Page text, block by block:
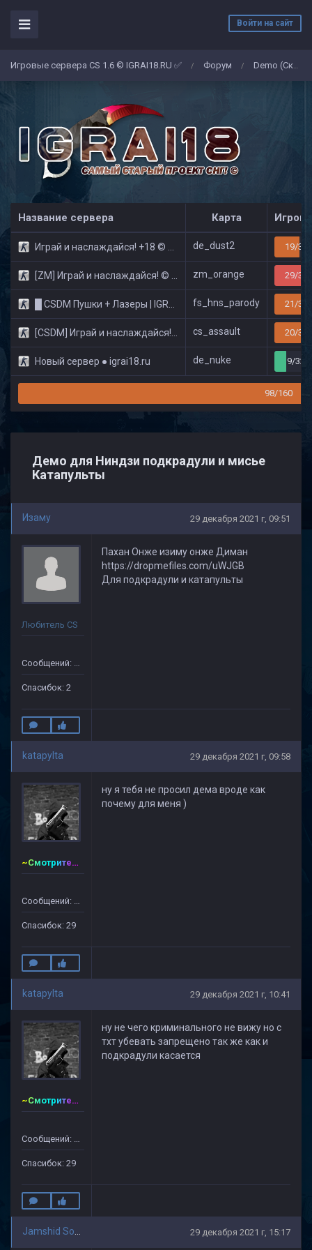
Войти на сайт
Игровые сервера CS 1.6 © IGRAI18.RU ✅ / Форум / Demo (Скриншоты)
Название сервера Карта
Играй и наслаждайся! +18 © Public de_dust2 19/32
[ZM] Играй и наслаждайся! © Zombie Show zm_orange 29/32
█ CSDM Пушки + Лазеры | IGRAI18.RU ツ █ fs_hns_parody 21/32
[CSDM] Играй и наслаждайся! © Classic cs_assault 20/32
Новый сервер ● igrai18.ru de_nuke 9/32
98/160
Демо для Ниндзи подкрадули и мисье
Катапульты
Изаму 29 декабря 2021 г, 09:51
Любитель CS
Сообщений: 11
Спасибок: 2
Пахан Онже изиму онже Диман
https://dropmefiles.com/uWJGB
Для подкрадули и катапульты
katapylta 29 декабря 2021 г, 09:58
~Смотритель~CSDM ©
Сообщений: 128
Спасибок: 29
ну я тебя не просил дема вроде как
почему для меня )
katapylta 29 декабря 2021 г, 10:41
~Смотритель~CSDM ©
Сообщений: 128
Спасибок: 29
ну не чего криминального не вижу но с
тхт убевать запрещено так же как и
подкрадули касается
29 декабря 2021 г, 15:17